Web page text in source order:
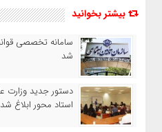
بیشتر بخوانید
سامانه تخصصی
شد
دستور جدید وزارت
استاد محور ابلاغ شد